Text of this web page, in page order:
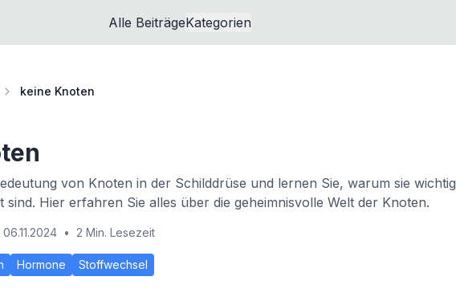
Alle BeiträgeKategorien
keine Knoten
von Knoten in der Schilddrüse und lernen Sie, warum sie wichtig
sind. Hier erfahren Sie alles über die geheimnisvolle Welt der Knoten.
06.11.2024 • 2 Min. Lesezeit
Hormone Stoffwechsel